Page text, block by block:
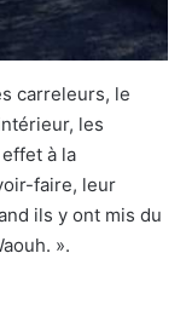
carreleurs, le
les
à la
faire, leur
ils y ont mis du
».